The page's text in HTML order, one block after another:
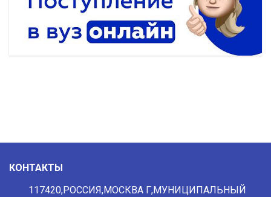
КОНТАКТЫ
117420,РОССИЯ,МОСКВА Г,МУНИЦИПАЛЬНЫЙ